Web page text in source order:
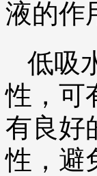
液的作
低吸
性，可
有良好
性，避